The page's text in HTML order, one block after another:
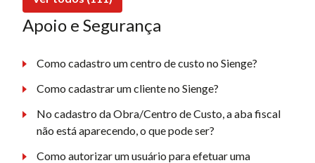
Apoio e Segurança
Como cadastro um centro de custo no Sienge?
Como cadastrar um cliente no Sienge?
No cadastro da Obra/Centro de Custo, a aba fiscal
não está aparecendo, o que pode ser?
Como autorizar um usuário para efetuar uma